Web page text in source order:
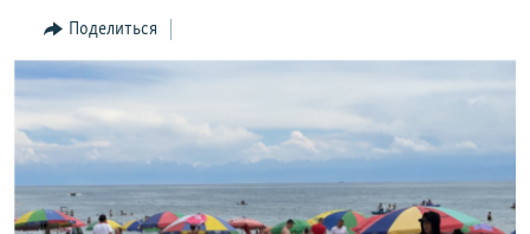
навигации
Вернутся
поиску
НАСТОЯЩЕЕ ВРЕМЯ
МИГРАНТ МЕДИА
Поделиться